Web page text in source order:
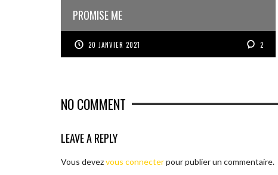
PROMISE ME
20 JANVIER 2021 2
NO COMMENT
LEAVE A REPLY
Vous devezvous connecterpour publier un commentaire.